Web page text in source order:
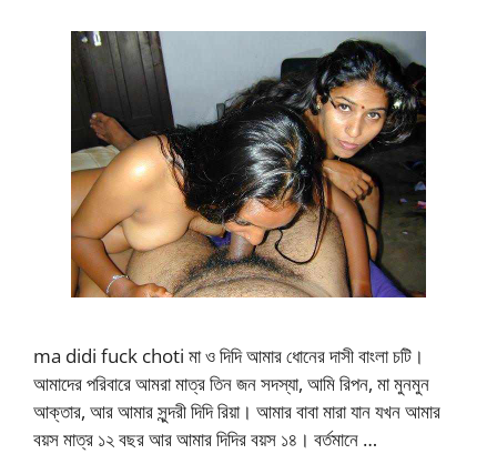
ma didi fuck choti মা ও দিদি আমার ধোনের দাসী বাংলা চটি।
আমাদের পরিবারে আমরা মাত্র তিন জন সদস্যা, আমি রিপন, মা মুনমুন
আক্তার, আর আমার সুন্দরী দিদি রিয়া। আমার বাবা মারা যান যখন আমার
বয়স মাত্র ১২ বছর আর আমার দিদির বয়স ১৪। বর্তমানে …